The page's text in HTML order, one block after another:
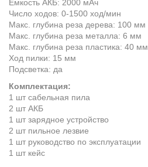
Емкость АКБ: 2000 мАч
Число ходов: 0-1500 ход/мин
Макс. глубина реза дерева: 100 мм
Макс. глубина реза металла: 6 мм
Макс. глубина реза пластика: 40 мм
Ход пилки: 15 мм
Подсветка: да
Комплектация:
1 шт сабельная пила
2 шт АКБ
1 шт зарядное устройство
2 шт пильное лезвие
1 шт руководство по эксплуатации
1 шт кейс